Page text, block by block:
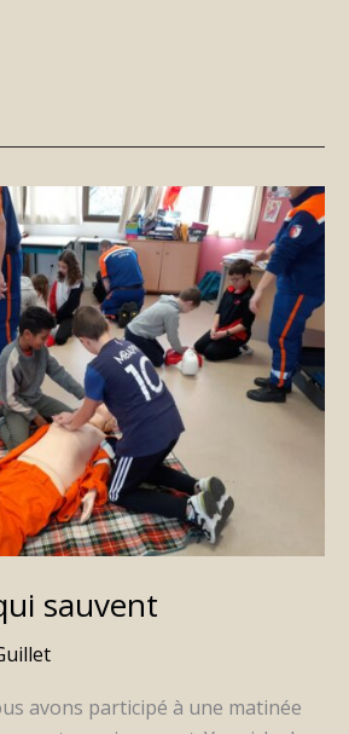
sauvent
avons participé à une matinée